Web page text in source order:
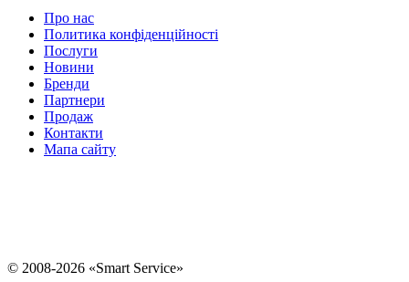
Про нас
Политика конфіденційності
Послуги
Новини
Бренди
Партнери
Продаж
Контакти
Мапа сайту
© 2008-2026 «Smart Service»